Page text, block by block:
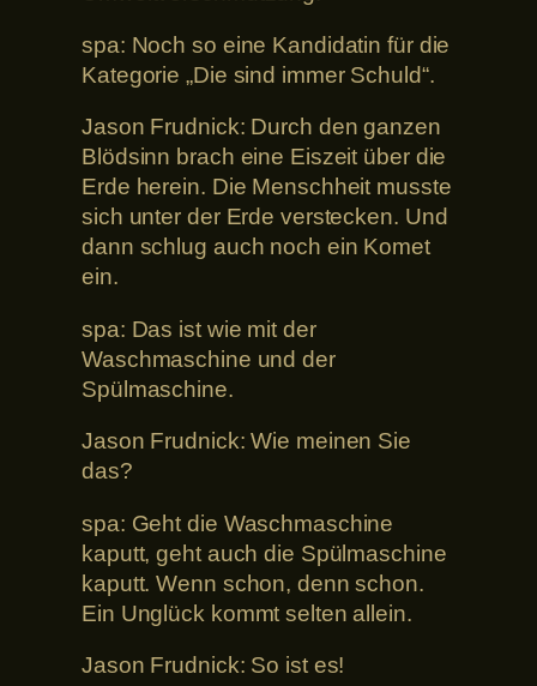
spa: Noch so eine Kandidatin für die
Kategorie „Die sind immer Schuld“.
Jason Frudnick: Durch den ganzen
Blödsinn brach eine Eiszeit über die
Erde herein. Die Menschheit musste
sich unter der Erde verstecken. Und
dann schlug auch noch ein Komet
ein.
spa: Das ist wie mit der
Waschmaschine und der
Spülmaschine.
Jason Frudnick: Wie meinen Sie
das?
spa: Geht die Waschmaschine
kaputt, geht auch die Spülmaschine
kaputt. Wenn schon, denn schon.
Ein Unglück kommt selten allein.
Jason Frudnick: So ist es!